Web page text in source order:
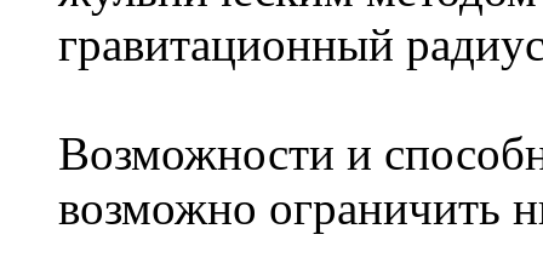
гравитационный
Возможности и
возможно ограничить